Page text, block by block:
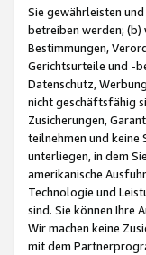
Sie gewährleisten
betreiben werden; (b)
Bestimmungen,
Gerichtsurteile und -
Datenschutz,
nicht geschäftsfähig
Zusicherungen,
teilnehmen und keine
unterliegen, in dem
amerikanische
Technologie und
sind. Sie können Ihre
Wir machen keine
mit dem